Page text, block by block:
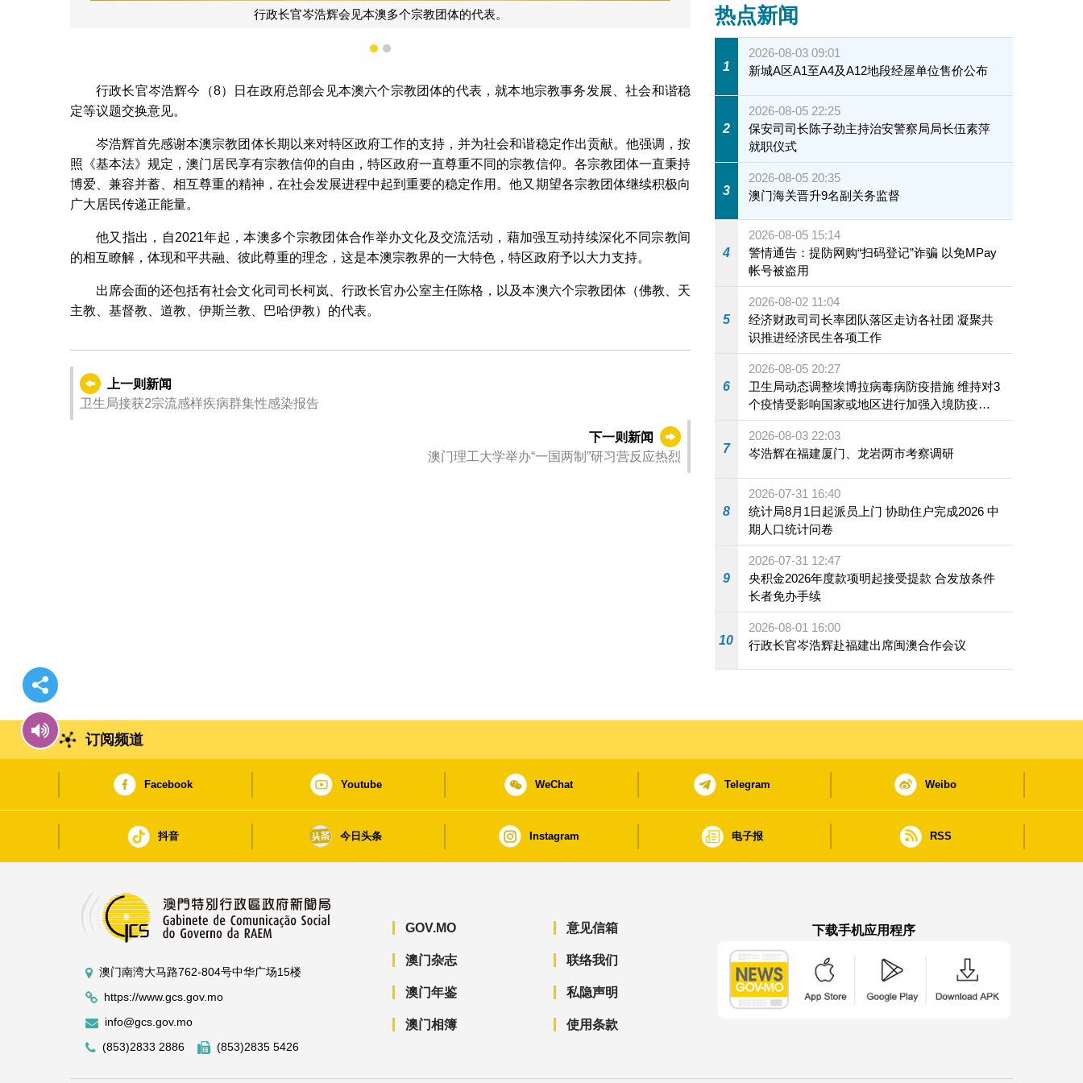
行政长官岑浩辉与本澳多个宗教团体的代表合影。
1 2
行政长官岑浩辉今（8）日在政府总部会见本澳六个宗教团体的代表，就本地宗教事务发展、社会和谐稳
定等议题交换意见。
岑浩辉首先感谢本澳宗教团体长期以来对特区政府工作的支持，并为社会和谐稳定作出贡献。他强调，按
照《基本法》规定，澳门居民享有宗教信仰的自由，特区政府一直尊重不同的宗教信仰。各宗教团体一直秉持
博爱、兼容并蓄、相互尊重的精神，在社会发展进程中起到重要的稳定作用。他又期望各宗教团体继续积极向
广大居民传递正能量。
他又指出，自2021年起，本澳多个宗教团体合作举办文化及交流活动，藉加强互动持续深化不同宗教间
的相互瞭解，体现和平共融、彼此尊重的理念，这是本澳宗教界的一大特色，特区政府予以大力支持。
出席会面的还包括有社会文化司司长柯岚、行政长官办公室主任陈格，以及本澳六个宗教团体（佛教、天
主教、基督教、道教、伊斯兰教、巴哈伊教）的代表。
上一则新闻
卫生局接获2宗流感样疾病群集性感染报告
下一则新闻
澳门理工大学举办“一国两制”研习营反应热烈
热点新闻
1
2026-08-03 09:01
新城A区A1至A4及A12地段经屋单位售价公布
2
2026-08-05 22:25
保安司司长陈子劲主持治安警察局局长伍素萍
就职仪式
3
2026-08-05 20:35
澳门海关晋升9名副关务监督
4
2026-08-05 15:14
警情通告：提防网购“扫码登记”诈骗 以免MPay
帐号被盗用
5
2026-08-02 11:04
经济财政司司长率团队落区走访各社团 凝聚共
识推进经济民生各项工作
6
2026-08-05 20:27
卫生局动态调整埃博拉病毒病防疫措施 维持对3
个疫情受影响国家或地区进行加强入境防疫措
施
7
2026-08-03 22:03
岑浩辉在福建厦门、龙岩两市考察调研
8
2026-07-31 16:40
统计局8月1日起派员上门 协助住户完成2026 中
期人口统计问卷
9
2026-07-31 12:47
央积金2026年度款项明起接受提款 合发放条件
长者免办手续
10
2026-08-01 16:00
行政长官岑浩辉赴福建出席闽澳合作会议
订阅频道
Facebook Youtube WeChat Telegram Weibo
抖音 今日头条 Instagram 电子报 RSS
澳门南湾大马路762-804号中华广场15楼
https://www.gcs.gov.mo
info@gcs.gov.mo
(853)2833 2886
(853)2835 5426
GOV.MO
澳门杂志
澳门年鉴
澳门相簿
意见信箱
联络我们
私隐声明
使用条款
下载手机应用程序